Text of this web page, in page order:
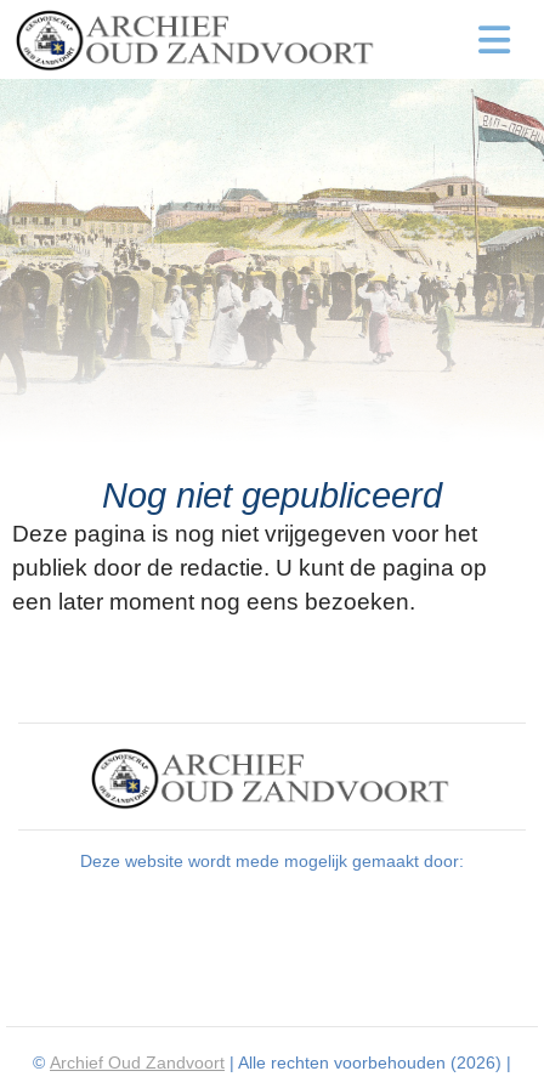
Nog niet gepubliceerd
Deze pagina is nog niet vrijgegeven voor het
publiek door de redactie. U kunt de pagina op
een later moment nog eens bezoeken.
Deze website wordt mede mogelijk gemaakt door:
© Archief Oud Zandvoort | Alle rechten voorbehouden (2026) |